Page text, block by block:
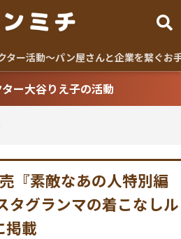
ター活動〜パン屋さんと企業を繋ぐお
ー大谷りえ子の活動
『素敵なあの人特別編
タグランマの着こなしル
掲載